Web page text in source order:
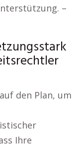
–
den Plan, um
Ihre